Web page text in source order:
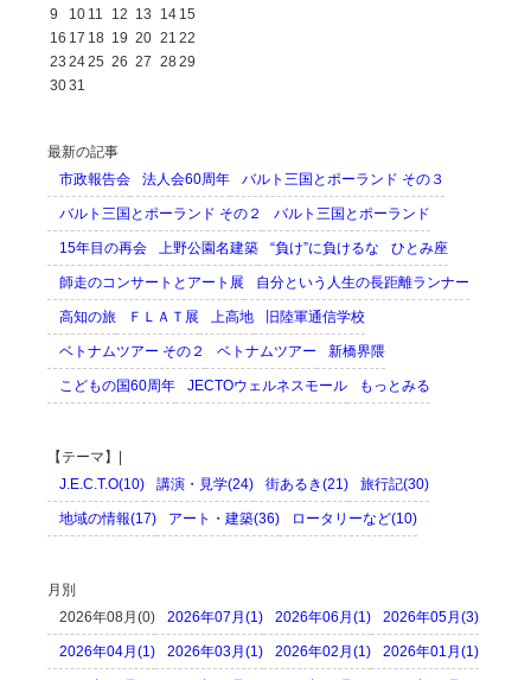
9
10 11 12 13 14 15
16 17 18 19 20 21 22
23 2425 26 27 2829
3031
最新の記事
市政報告会
法人会60周年 バルト三国とポーランド その３
バルト三国とポーランド その２ バルト三国とポーランド
15年目の再会 上野公園名建築 “負け”に負けるな ひとみ座
師走のコンサートとアート展 自分という人生の長距離ランナー
高知の旅 ＦＬＡＴ展 上高地 旧陸軍通信学校
ベトナムツアー その２ ベトナムツアー 新橋界隈
こどもの国60周年 JECTOウェルネスモール もっとみる
【テーマ】|
J.E.C.T.O(10)
講演・見学(24) 街あるき(21) 旅行記(30)
地域の情報(17) アート・建築(36) ロータリーなど(10)
月別
2026年08月(0)
2026年07月(1) 2026年06月(1) 2026年05月(3)
2026年04月(1) 2026年03月(1) 2026年02月(1) 2026年01月(1)